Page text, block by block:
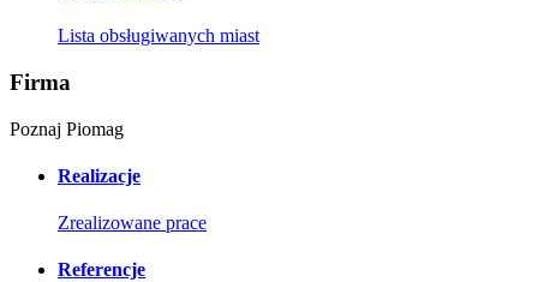
Lista obsługiwanych miast
Firma
Poznaj Piomag
Realizacje
Zrealizowane prace
Referencje